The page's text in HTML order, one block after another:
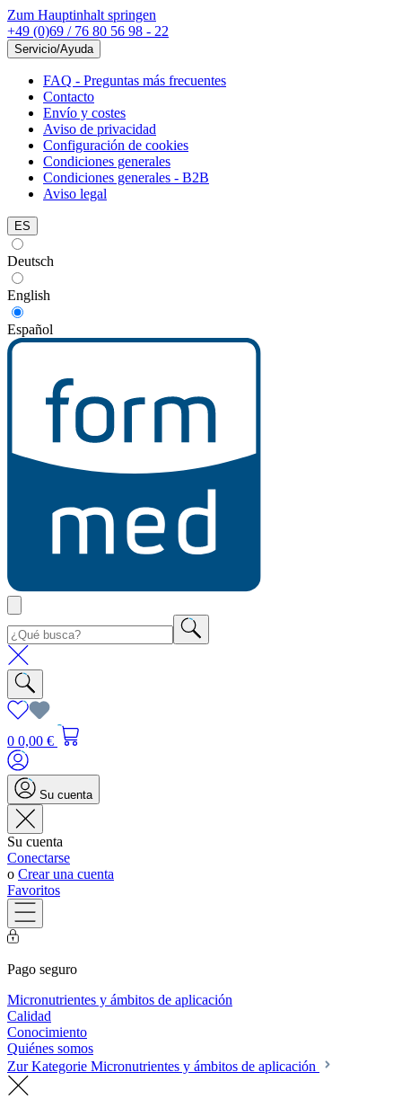
Zum Hauptinhalt springen
+49 (0)69 / 76 80 56 98 - 22
Servicio/Ayuda
FAQ - Preguntas más frecuentes
Contacto
Envío y costes
Aviso de privacidad
Configuración de cookies
Condiciones generales
Condiciones generales - B2B
Aviso legal
ES
Deutsch
English
Español
0 0,00 €
Su cuenta
Su cuenta
Conectarse
o Crear una cuenta
Favoritos
Pago seguro
Micronutrientes y ámbitos de aplicación
Calidad
Conocimiento
Quiénes somos
Zur Kategorie Micronutrientes y ámbitos de aplicación